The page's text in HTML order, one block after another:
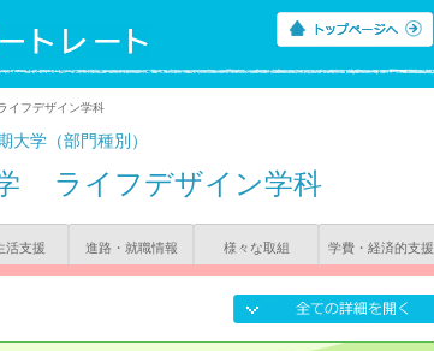
イフデザイン学科
大学（部門種別）
ライフデザイン学科
活支援 進路・就職情報 様々な取組 学費・経済的支援